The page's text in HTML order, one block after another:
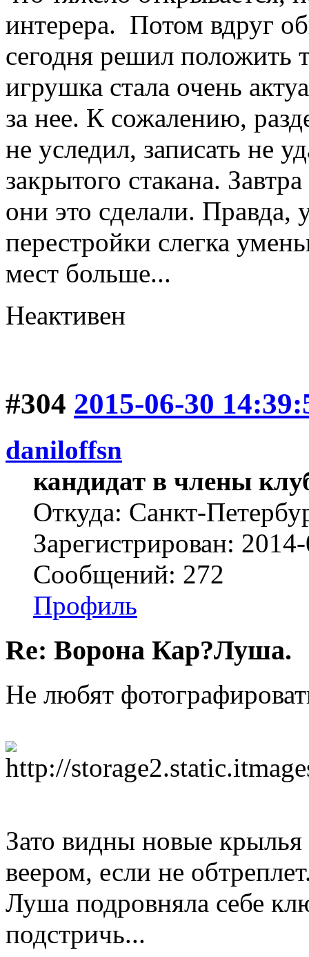
интерера. Потом вдруг
сегодня решил положить
игрушка стала очень
за нее. К сожалению,
не уследил, записать не
закрытого стакана.
они это сделали. Правда,
перестройки слегка
мест больше...
Неактивен
#304 2015-06-30
daniloffsn
кандидат в члены
Откуда: Санкт-
Зарегистрирован:
Сообщений: 272
Профиль
Re: Ворона Кар?Луша.
Не любят
Зато видны новые крылья
веером, если не
Луша подровняла себе
подстричь...